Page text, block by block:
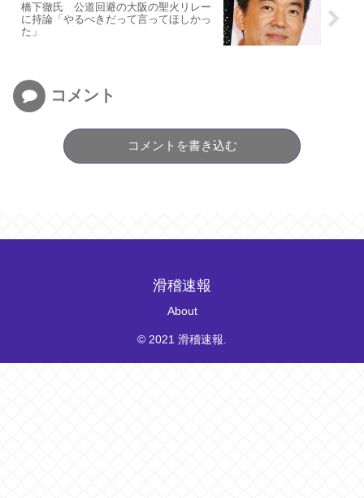
橋下徹氏 公道回避の大阪の聖火リレー
に持論「やるべきだって言ってほしかっ
た」
コメント
コメントを書き込む
滑稽速報
About
© 2021 滑稽速報.